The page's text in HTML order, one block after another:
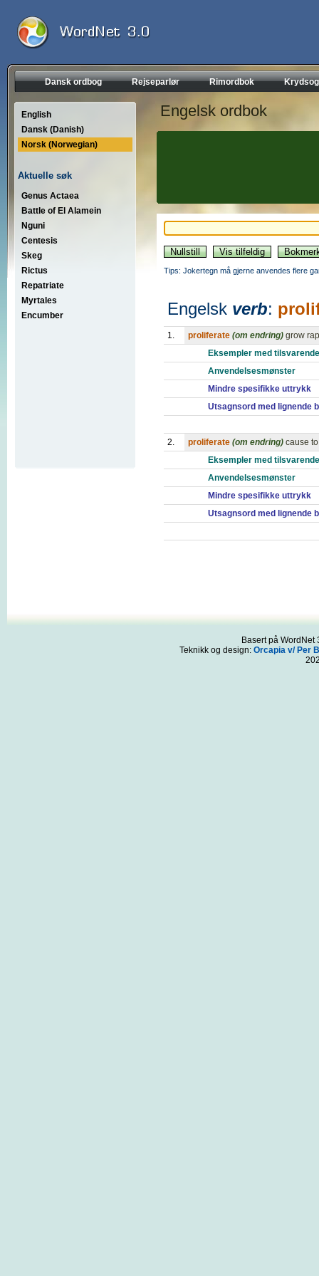
Dansk ordbog Rejseparlør Rimordbok
English
Dansk (Danish)
Norsk (Norwegian)
Aktuelle søk
Genus Actaea
Battle of El Alamein
Nguni
Centesis
Skeg
Rictus
Repatriate
Myrtales
Encumber
Engelsk ordbok
Tips: Jokertegn må gjerne anvendes flere
Engelsk verb:
1. proliferate (om endring) grow
Eksempler med
Anvendelsesmønster
Mindre spesifikke uttrykk
Utsagnsord med lignende
2. proliferate (om endring) cause
Eksempler med
Anvendelsesmønster
Mindre spesifikke uttrykk
Utsagnsord med lignende
Basert på
Teknikk og design: Orcapia v/ Per